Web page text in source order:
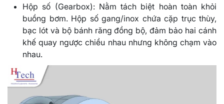
Hộp số (Gearbox): Nằm tách biệt hoàn toàn khỏi
buồng bơm. Hộp số gang/inox chứa cặp trục thùy,
bạc lót và bộ bánh răng đồng bộ, đảm bảo hai cánh
khế quay ngược chiều nhau nhưng không chạm vào
nhau.